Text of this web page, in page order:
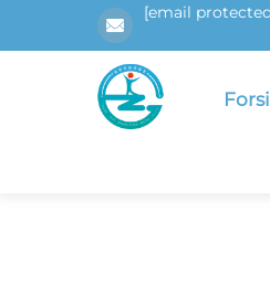
[email